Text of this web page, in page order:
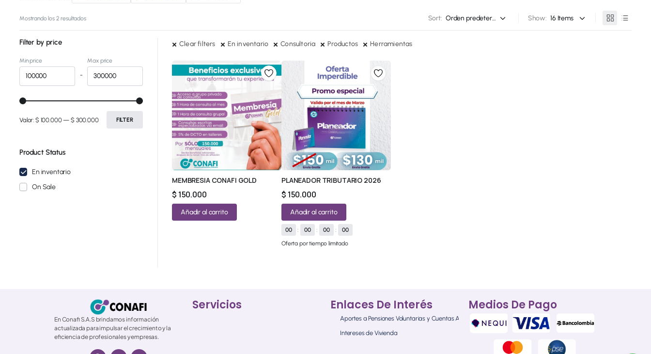
Mostrando los 2 resultados Sort: Show:
Clear filters En inventario Consultoria Productos Herramientas
MEMBRESIA CONAFI GOLD
$ 150.000
Añadir al carrito
PLANEADOR TRIBUTARIO 2026
$ 150.000
Añadir al carrito
00 : 00 : 00 :
00
Oferta por tiempo limitado
Filter by price
Min price
-
Max price
FILTER
Valor: $ 100.000— $ 300.000
Product Status
En inventario
On Sale
En Conafi S.A.S brindamos información
actualizada para impulsar el crecimiento y la
eficiencia de profesionales y empresas.
Servicios Enlaces De Interés
Aportes a Pensiones Voluntarias y Cuentas AFC
Intereses de Vivienda
Medios De Pago